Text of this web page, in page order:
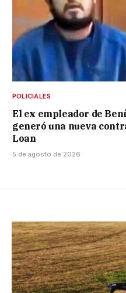
POLICIALES
El ex empleador de
generó una nueva
Loan
5 de agosto de 2026